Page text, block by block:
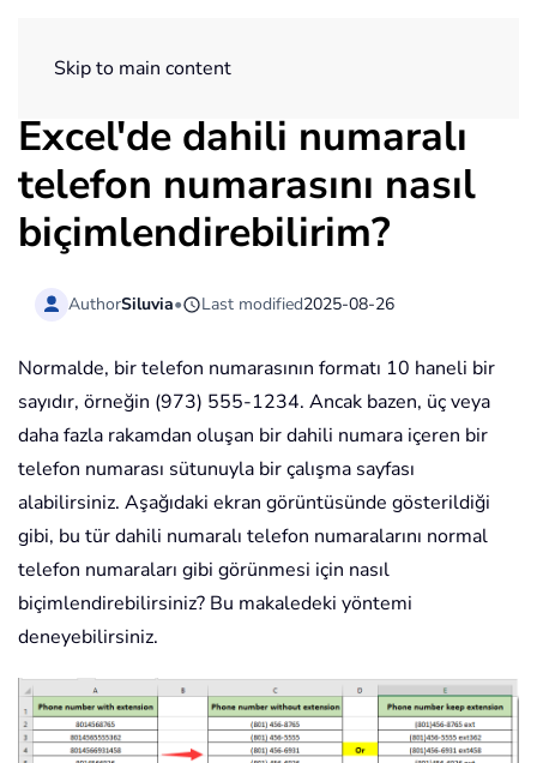
Skip to main content
Excel'de dahili numaralı
telefon numarasını nasıl
biçimlendirebilirim?
AuthorSiluvia• Last modified2025-08-26
Normalde, bir telefon numarasının formatı 10 haneli bir
sayıdır, örneğin (973) 555-1234. Ancak bazen, üç veya
daha fazla rakamdan oluşan bir dahili numara içeren bir
telefon numarası sütunuyla bir çalışma sayfası
alabilirsiniz. Aşağıdaki ekran görüntüsünde gösterildiği
gibi, bu tür dahili numaralı telefon numaralarını normal
telefon numaraları gibi görünmesi için nasıl
biçimlendirebilirsiniz? Bu makaledeki yöntemi
deneyebilirsiniz.